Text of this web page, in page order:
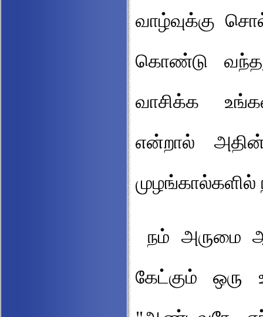
வாழ்வுக்கு
கொண்டு
வாசிக்க
என்றால்
முழங்கால்களில்
நம் அருமை
கேட்கும் ஒரு